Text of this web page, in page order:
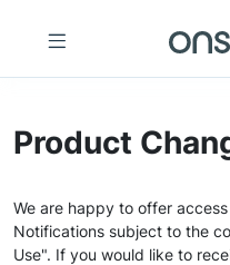
Product
We are happy to offer
Notifications subject to the
Use". If you would like to